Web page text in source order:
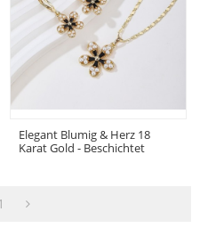
Elegant Blumig & Herz 18
Karat Gold - Beschichtet
SchmuckSets By Hengdian